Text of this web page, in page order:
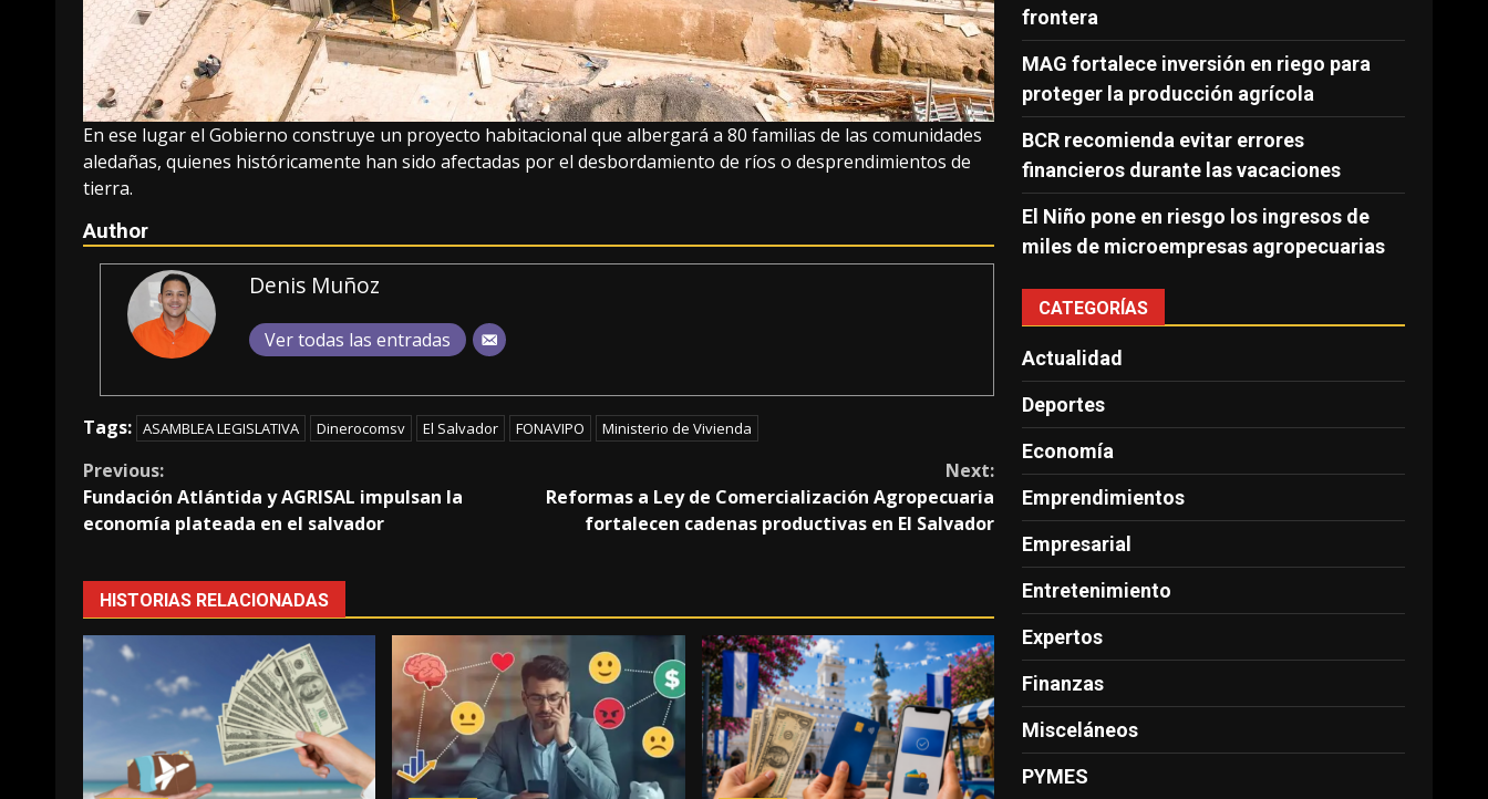
En ese lugar el Gobierno construye un proyecto habitacional que albergará a 80 familias de las comunidades
aledañas, quienes históricamente han sido afectadas por el desbordamiento de ríos o desprendimientos de
tierra.
Author
Denis Muñoz
Ver todas las entradas
Tags: ASAMBLEA LEGISLATIVA Dinerocomsv El Salvador FONAVIPO Ministerio de Vivienda
Continue
Reading
Previous:
Fundación Atlántida y AGRISAL impulsan la
economía plateada en el salvador
Next:
Reformas a Ley de Comercialización Agropecuaria
fortalecen cadenas productivas en El Salvador
HISTORIAS RELACIONADAS
frontera
MAG fortalece inversión en riego para
proteger la producción agrícola
BCR recomienda evitar errores
financieros durante las vacaciones
El Niño pone en riesgo los ingresos de
miles de microempresas agropecuarias
CATEGORÍAS
Actualidad
Deportes
Economía
Emprendimientos
Empresarial
Entretenimiento
Expertos
Finanzas
Misceláneos
PYMES